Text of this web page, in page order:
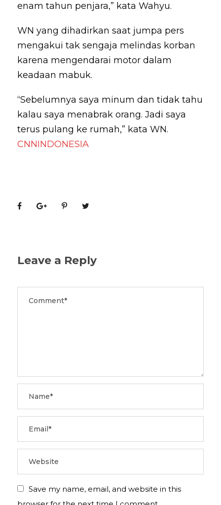
enam tahun penjara,” kata Wahyu.
WN yang dihadirkan saat jumpa pers
mengakui tak sengaja melindas korban
karena mengendarai motor dalam
keadaan mabuk.
“Sebelumnya saya minum dan tidak tahu
kalau saya menabrak orang. Jadi saya
terus pulang ke rumah,” kata WN.
CNNINDONESIA
Leave a Reply
Save my name, email, and website in this